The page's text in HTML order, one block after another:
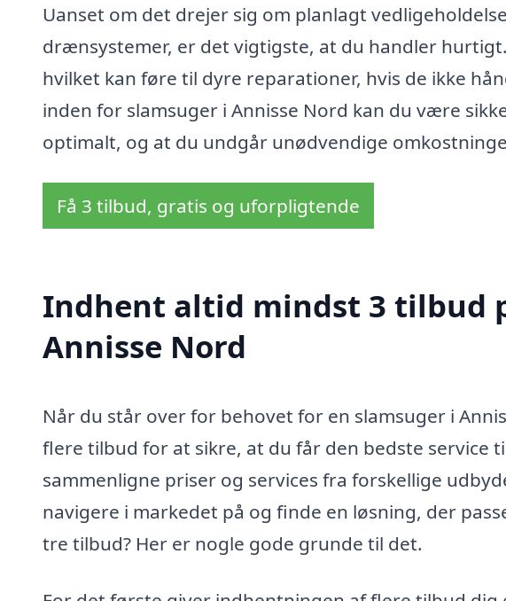
Uanset om det drejer sig om planlagt
drænsystemer, er det vigtigste, at du handler
hvilket kan føre til dyre reparationer, hvis de ikke
inden for slamsuger i Annisse Nord kan du være
optimalt, og at du undgår unødvendige
Få 3 tilbud, gratis og uforpligtende
Indhent altid mindst 3 tilbud
Annisse Nord
Når du står over for behovet for en slamsuger i
flere tilbud for at sikre, at du får den bedste service
sammenligne priser og services fra forskellige
navigere i markedet på og finde en løsning, der
tre tilbud? Her er nogle gode grunde til det.